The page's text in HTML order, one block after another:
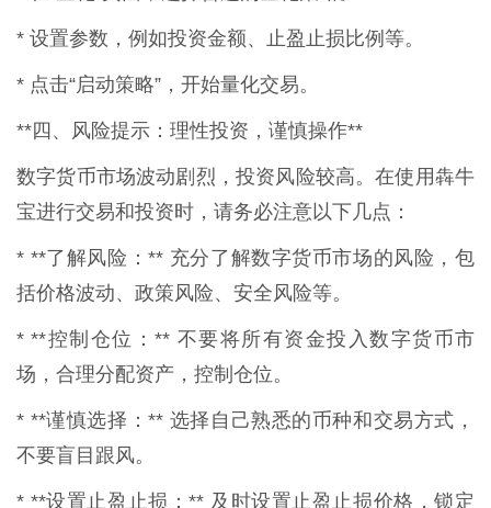
* 设置参数，例如投资金额、止盈止损比例等。
* 点击“启动策略”，开始量化交易。
**四、风险提示：理性投资，谨慎操作**
数字货币市场波动剧烈，投资风险较高。在使用犇牛
宝进行交易和投资时，请务必注意以下几点：
* **了解风险：** 充分了解数字货币市场的风险，包
括价格波动、政策风险、安全风险等。
* **控制仓位：** 不要将所有资金投入数字货币市
场，合理分配资产，控制仓位。
* **谨慎选择：** 选择自己熟悉的币种和交易方式，
不要盲目跟风。
* **设置止盈止损：** 及时设置止盈止损价格，锁定